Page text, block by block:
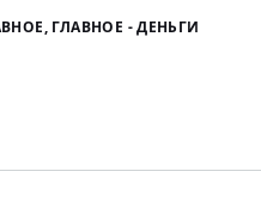
ГЛАВНОЕ - ДЕНЬГИ